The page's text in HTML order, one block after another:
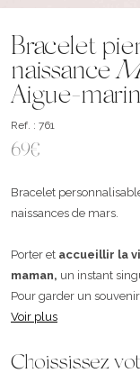
Bracelet
naissance
Aigue-
Ref. : 761
69€
Bracelet
naissances de mars.
Porter et accueillir la
maman, un instant
Pour garder un
Voir plus
Choississez